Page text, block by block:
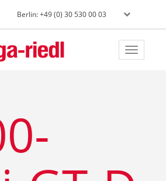
Berlin: +49 (0) 30 530 00 03
Toggle